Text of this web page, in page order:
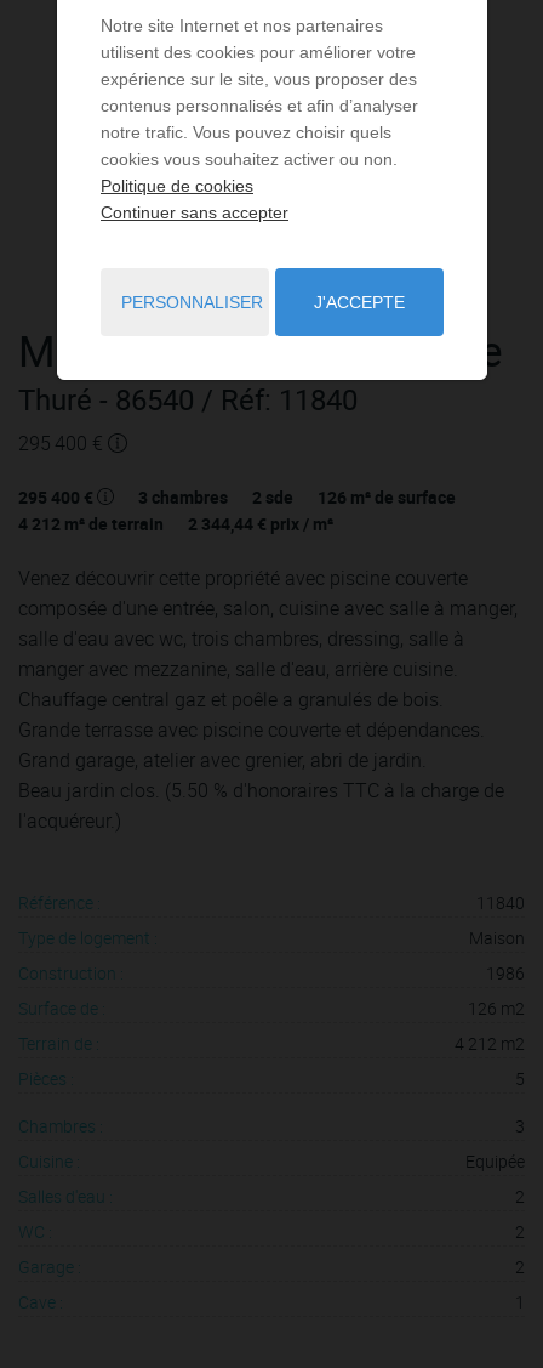
Maison 5 piècesà vendre
Thuré - 86540 / Réf: 11840
295 400 €
295 400 € 3 chambres 2 sde 126 m² de surface
4 212 m² de terrain 2 344,44 € prix / m²
Venez découvrir cette propriété avec piscine couverte
composée d'une entrée, salon, cuisine avec salle à manger,
salle d'eau avec wc, trois chambres, dressing, salle à
manger avec mezzanine, salle d'eau, arrière cuisine.
Chauffage central gaz et poêle a granulés de bois.
Grande terrasse avec piscine couverte et dépendances.
Grand garage, atelier avec grenier, abri de jardin.
Beau jardin clos. (5.50 % d'honoraires TTC à la charge de
l'acquéreur.)
Référence :
11840
Type de logement :
Maison
Construction :
1986
Surface de :
126 m2
Terrain de :
4 212 m2
Pièces :
5
Chambres :
3
Cuisine :
Equipée
Salles d'eau :
2
WC :
2
Garage :
2
Cave :
1
Notre site Internet et nos partenaires
utilisent des cookies pour améliorer votre
expérience sur le site, vous proposer des
contenus personnalisés et afin d’analyser
notre trafic. Vous pouvez choisir quels
cookies vous souhaitez activer ou non.
Politique de cookies
Continuer sans accepter
PERSONNALISER J'ACCEPTE